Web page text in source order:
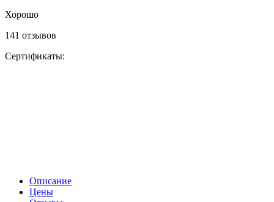
Хорошо
141 отзывов
Сертификаты:
Описание
Цены